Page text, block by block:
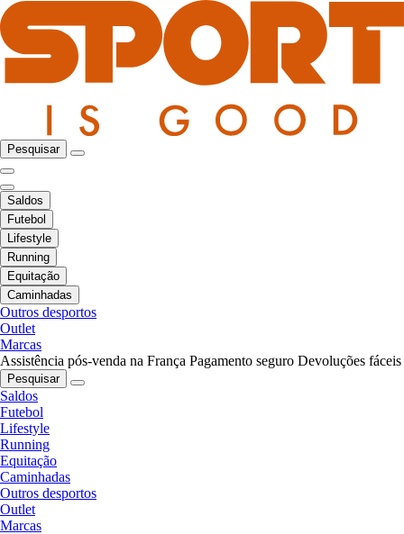
Pesquisar
Saldos
Futebol
Lifestyle
Running
Equitação
Caminhadas
Outros desportos
Outlet
Marcas
Assistência pós-venda na França Pagamento seguro Devoluções fáceis
Pesquisar
Saldos
Futebol
Lifestyle
Running
Equitação
Caminhadas
Outros desportos
Outlet
Marcas